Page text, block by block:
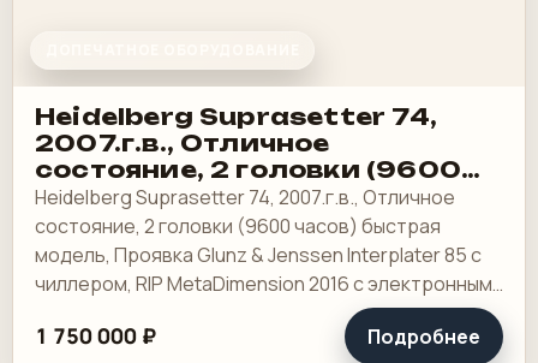
Heidelberg Suprasetter 74,
2007.г.в., Отличное
состояние, 2 головки (9600
часов) быстрая модель
Heidelberg Suprasetter 74, 2007.г.в., Отличное
состояние, 2 головки (9600 часов) быстрая
модель, Проявка Glunz & Jenssen Interplater 85 с
чиллером, RIP MetaDimension 2016 с электронным
ключом (открыты все опции), сервер.
1 750 000 ₽ Подробнее